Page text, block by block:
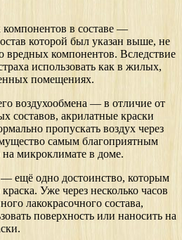
компонентов в составе —
которой был указан выше, не
вредных компонентов. Вследствие
использовать как в жилых,
помещениях.
воздухообмена — в отличие от
составов, акрилатные краски
пропускать воздух через
самым благоприятным
на микроклимате в доме.
ещё одно достоинство, которым
Уже через несколько часов
лакокрасочного состава,
поверхность или наносить на